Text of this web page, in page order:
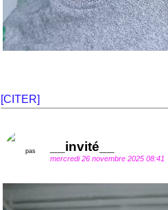
[CITER]
__invité__
mercredi 26 novembre 2025 08:41